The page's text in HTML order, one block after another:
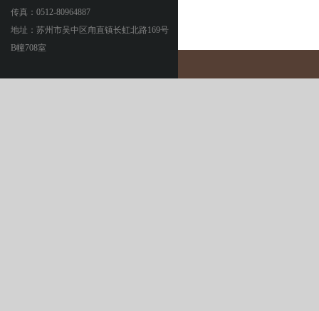
传真：0512-80964887
地址：苏州市吴中区甪直镇长虹北路169号
B幢708室